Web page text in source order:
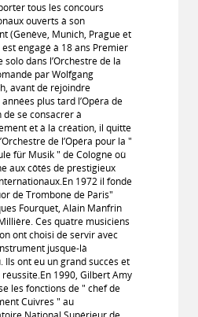
tous les concours
ouverts à son
(Genève, Munich, Prague et
est engagé à 18 ans Premier
solo dans l’Orchestre de la
par Wolfgang
avant de rejoindre
plus tard l’Opéra de
de se consacrer à
et à la création, il quitte
de l’Opéra pour la "
für Musik " de Cologne où
aux côtés de prestigieux
1972 il fonde
de Trombone de Paris"
Fourquet, Alain Manfrin
Ces quatre musiciens
ont choisi de servir avec
jusque-là
Ils ont eu un grand succès et
1990, Gilbert Amy
les fonctions de " chef de
Cuivres " au